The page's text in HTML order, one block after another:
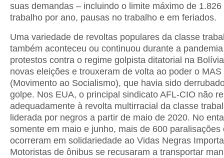
suas demandas – incluindo o limite máximo de 1.826
trabalho por ano, pausas no trabalho e em feriados.
Uma variedade de revoltas populares da classe
também aconteceu ou continuou durante a
protestos contra o regime golpista ditatorial na
novas eleições e trouxeram de volta ao poder o MAS
(Movimento ao Socialismo), que havia sido
golpe. Nos EUA, o principal sindicato AFL-CIO não
adequadamente à revolta multirracial da classe
liderada por negros a partir de maio de 2020. No
somente em maio e junho, mais de 600 paralisações
ocorreram em solidariedade ao Vidas Negras
Motoristas de ônibus se recusaram a transportar